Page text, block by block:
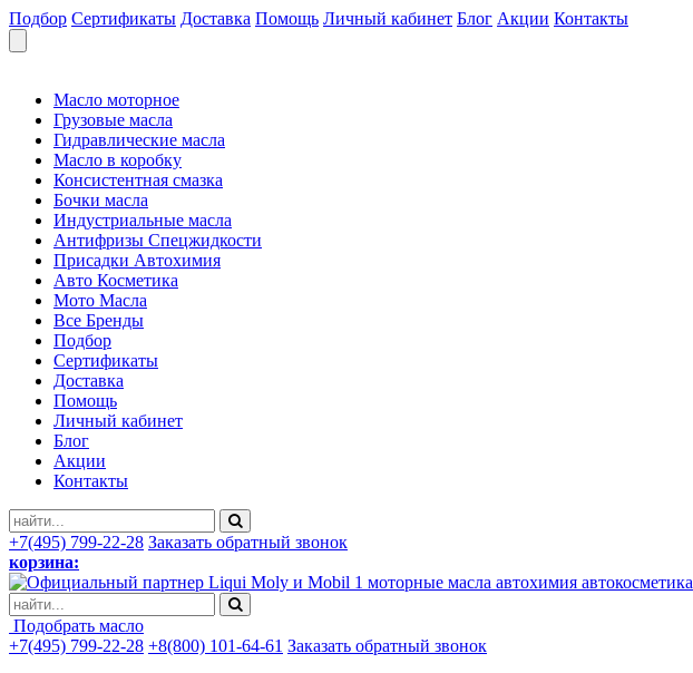
Подбор Сертификаты Доставка Помощь Личный кабинет Блог Акции Контакты
Масло моторное
Грузовые масла
Гидравлические масла
Масло в коробку
Консистентная смазка
Бочки масла
Индустриальные масла
Антифризы Спецжидкости
Присадки Автохимия
Авто Косметика
Мото Масла
Все Бренды
Подбор
Сертификаты
Доставка
Помощь
Личный кабинет
Блог
Акции
Контакты
+7(495) 799-22-28 Заказать обратный звонок
корзина:
моторные масла автохимия автокосметика
Подобрать масло
+7(495) 799-22-28 +8(800) 101-64-61 Заказать обратный звонок